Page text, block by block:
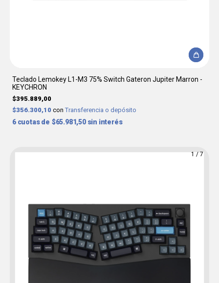
Teclado Lemokey L1-M3 75% Switch Gateron Jupiter Marron -
KEYCHRON
$395.889,00
$356.300,10 con Transferencia o depósito
6 $65.981,50 sin interés
1 / 7